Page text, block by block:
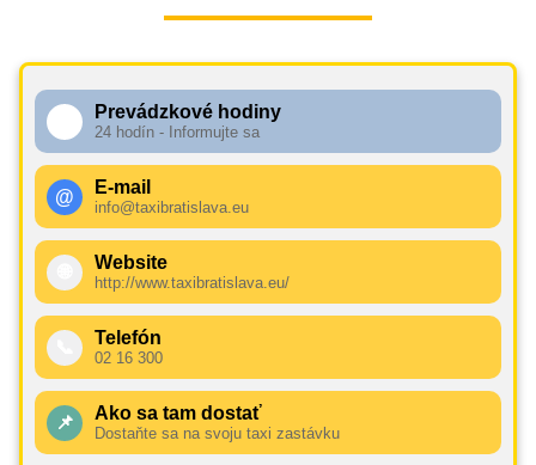
Prevádzkové hodiny
24 hodín - Informujte sa
@ E-mail
info@taxibratislava.eu
Website
http://www.taxibratislava.eu/
Telefón
02 16 300
📌 Ako sa tam dostať
Dostaňte sa na svoju taxi zastávku